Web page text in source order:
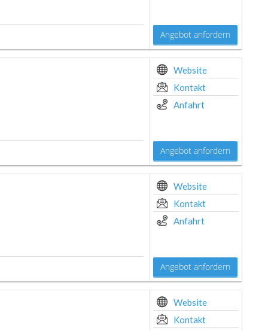
Angebot anfordern
Website
Kontakt
Anfahrt
Angebot anfordern
Website
Kontakt
Anfahrt
Angebot anfordern
Website
Kontakt